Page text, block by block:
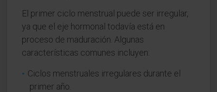
El primer ciclo menstrual puede ser irregular,
ya que el eje hormonal todavía está en
proceso de maduración. Algunas
características comunes incluyen:
Ciclos menstruales irregulares durante el
primer año.